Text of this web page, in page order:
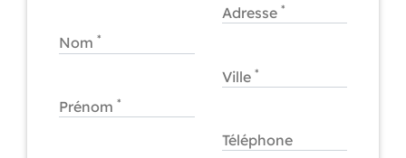
Nom *
Prénom *
Adresse*
Ville*
Téléphone